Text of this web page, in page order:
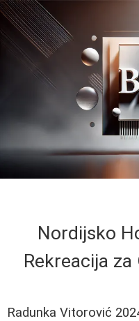
Nordijsko
Rekreacija
Radunka Vitorović